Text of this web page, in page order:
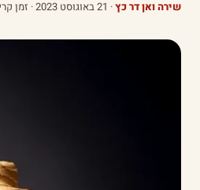
שירה ואן דר כץ· 21 באוגוסט 2023 · זמן